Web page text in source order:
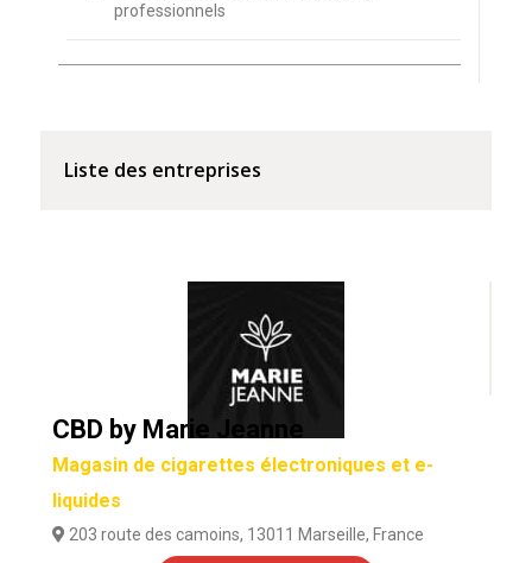
professionnels
Liste des entreprises
CBD by Marie Jeanne
Magasin de cigarettes électroniques et e-
liquides
203 route des camoins, 13011 Marseille, France